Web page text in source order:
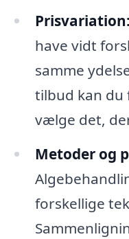
Prisvariation:
have vidt
samme
tilbud kan du
vælge det,
Metoder og
forskellige